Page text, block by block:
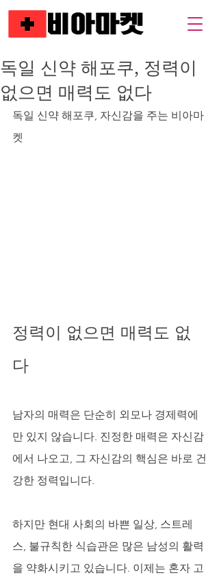
독일 신약 해포쿠, 정력이
없으면 매력도 없다
독일 신약 해포쿠, 자신감을 주는 비아마
켓
정력이 없으면 매력도 없
다
남자의 매력은 단순히 외모나 경제력에
만 있지 않습니다. 진정한 매력은 자신감
에서 나오고, 그 자신감의 핵심은 바로 건
강한 정력입니다.
하지만 현대 사회의 바쁜 일상, 스트레
스, 불규칙한 식습관은 많은 남성의 활력
을 약화시키고 있습니다. 이제는 혼자 고